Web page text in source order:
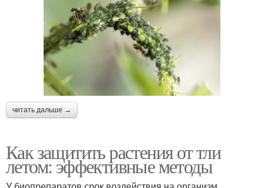
читать дальше →
Как защитить растения от тли
летом: эффективные методы